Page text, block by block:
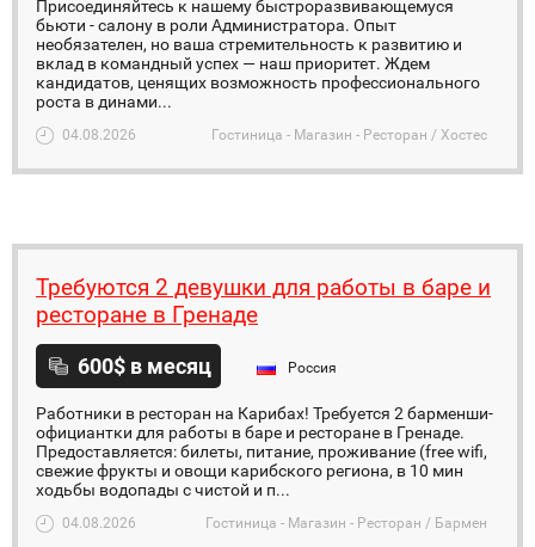
Присоединяйтесь к нашему быстроразвивающемуся
бьюти - салону в роли Администратора. Опыт
необязателен, но ваша стремительность к развитию и
вклад в командный успех — наш приоритет. Ждем
кандидатов, ценящих возможность профессионального
роста в динами...
04.08.2026 Гостиница - Магазин - Ресторан / Хостес
Требуются 2 девушки для работы в баре и
ресторане в Гренаде
600$ в месяц Россия
Работники в ресторан на Карибах! Требуется 2 барменши-
официантки для работы в баре и ресторане в Гренаде.
Предоставляется: билеты, питание, проживание (free wifi,
свежие фрукты и овощи карибского региона, в 10 мин
ходьбы водопады с чистой и п...
04.08.2026 Гостиница - Магазин - Ресторан / Бармен